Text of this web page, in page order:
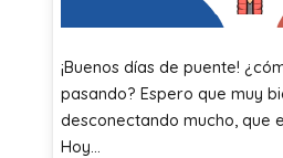
¡Buenos días de puente!
pasando? Espero que muy
desconectando mucho, que
Hoy…